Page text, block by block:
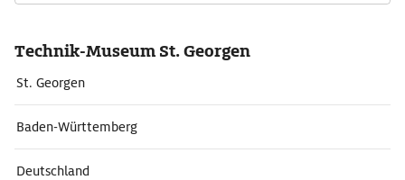
Technik-Museum St. Georgen
St. Georgen
Baden-Württemberg
Deutschland